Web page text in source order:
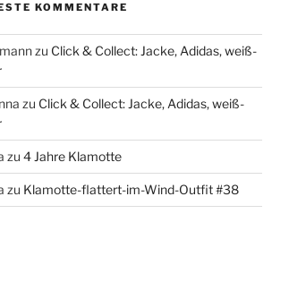
KOMMENTARE
zu Click & Collect: Jacke, Adidas, weiß-
zu Click & Collect: Jacke, Adidas, weiß-
zu 4 Jahre Klamotte
zu Klamotte-flattert-im-Wind-Outfit #38